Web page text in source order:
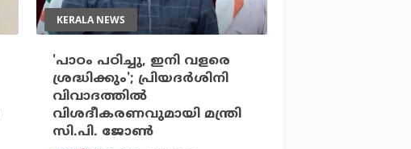
KERALA NEWS
'പാഠം പഠിച്ചു, ഇനി വളരെ
ശ്രദ്ധിക്കും'; പ്രിയദര്‍ശിനി
വിവാദത്തില്‍
വിശദീകരണവുമായി മന്ത്രി
സി.പി. ജോണ്‍